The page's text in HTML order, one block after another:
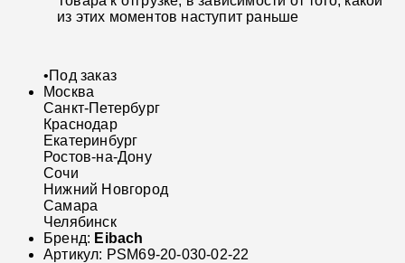
из этих моментов наступит раньше
•Под заказ
Москва
Санкт-Петербург
Краснодар
Екатеринбург
Ростов-на-Дону
Сочи
Нижний Новгород
Самара
Челябинск
Бренд: Eibach
Артикул: PSM69-20-030-02-22